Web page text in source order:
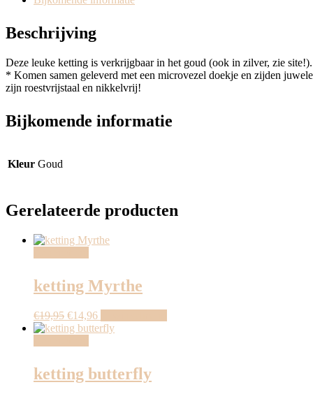
Beschrijving
Deze leuke ketting is verkrijgbaar in het goud (ook in zilver, zie site!).
* Komen samen geleverd met een microvezel doekje en zijden
zijn roestvrijstaal en nikkelvrij!
Bijkomende informatie
Kleur Goud
Gerelateerde producten
ketting Myrthe
€19,95 €14,96
ketting butterfly